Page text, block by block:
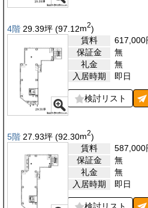
4階 29.39坪 (97.12m2)
賃料
617,000
保証金
無
礼金
無
入居時期
即日
検討リスト
5階 27.93坪 (92.30m2)
賃料
587,000
保証金
無
礼金
無
入居時期
即日
検討リスト